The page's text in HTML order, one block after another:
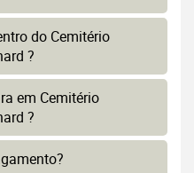
do Cemitério
?
em Cemitério
?